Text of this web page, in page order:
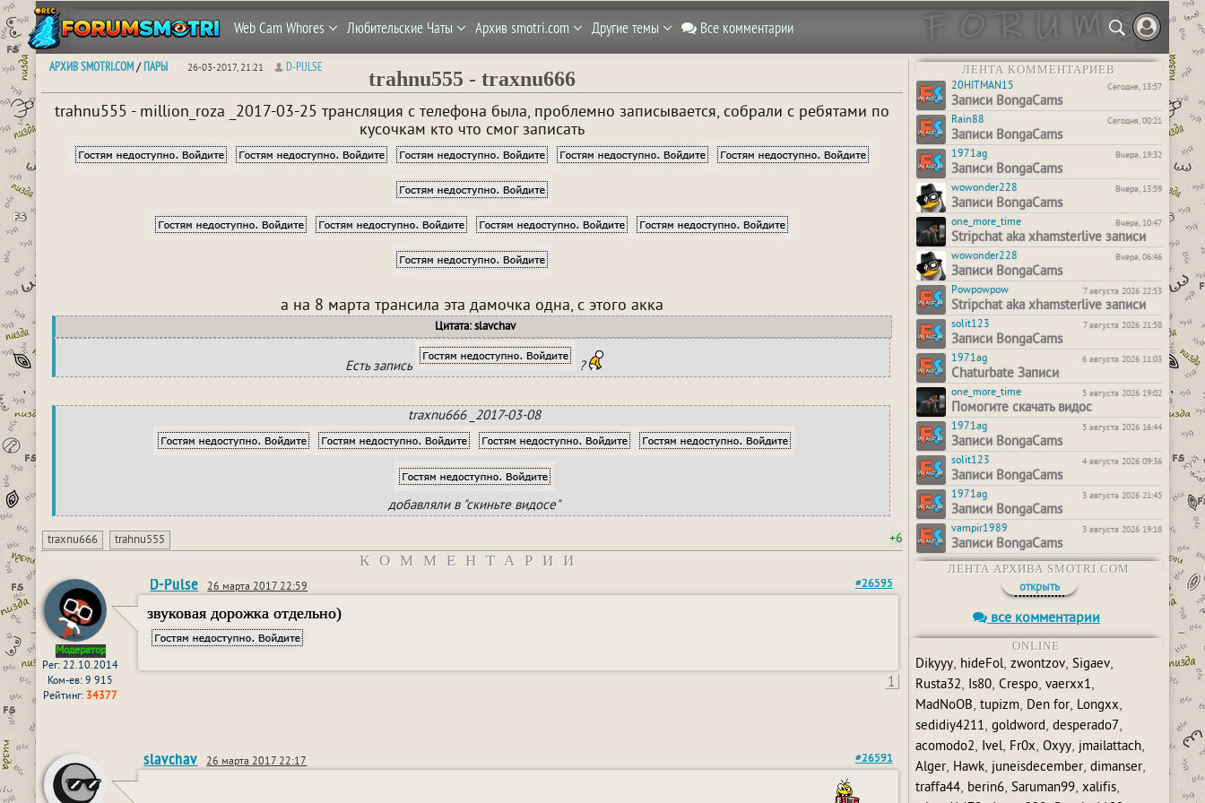
Web Cam Whores Любительские Чаты Архив smotri.com Другие темы Все комментарии
АРХИВ SMOTRI.COM/ПАРЫ 26-03-2017, 21:21 D-PULSE
trahnu555 - traxnu666
trahnu555 - million_roza _2017-03-25 трансляция с телефона была, проблемно записывается, собрали с ребятами по
кусочкам кто что смог записать
а на 8 марта трансила эта дамочка одна, с этого акка
Цитата: slavchav
Есть запись ?
traxnu666 _2017-03-08
добавляли в "скиньте видосе"
traxnu666 trahnu555 +6
КОММЕНТАРИИ
Модератор
Рег: 22.10.2014
Ком-ев: 9 915
Рейтинг: 34377
D-Pulse 26 марта 2017 22:59 #26595
звуковая дорожка отдельно)
1
slavchav 26 марта 2017 22:17 #26591
ЛЕНТА КОММЕНТАРИЕВ
20HITMAN15
Сегодня, 13:57
Записи BongaCams
Rain88 Сегодня, 00:21
Записи BongaCams
1971ag Вчера, 19:32
Записи BongaCams
wowonder228 Вчера, 13:59
Записи BongaCams
one_more_time Вчера, 10:47
Stripchat aka xhamsterlive записи
wowonder228 Вчера, 06:46
Записи BongaCams
Powpowpow 7 августа 2026 22:53
Stripchat aka xhamsterlive записи
solit123 7 августа 2026 21:58
Записи BongaCams
1971ag 6 августа 2026 11:03
Chaturbate Записи
one_more_time 5 августа 2026 19:02
Помогите скачать видос
1971ag 5 августа 2026 16:44
Записи BongaCams
solit123 4 августа 2026 09:36
Записи BongaCams
1971ag 3 августа 2026 21:45
Записи BongaCams
vampir1989 3 августа 2026 19:18
Записи BongaCams
ЛЕНТА АРХИВА SMOTRI.COM
открыть
все комментарии
ONLINE
Dikyyy, hideFol, zwontzov, Sigaev,
Rusta32, Is80, Crespo, vaerxx1,
MadNoOB, tupizm, Den for, Longxx,
sedidiy4211, goldword, desperado7,
acomodo2, Ivel, Fr0x, Oxyy, jmailattach,
Alger, Hawk, juneisdecember, dimanser,
traffa44, berin6, Saruman99, xalifis,